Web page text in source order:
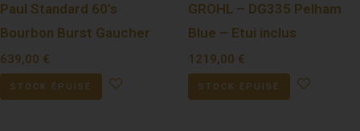
Paul Standard 60’s
Bourbon Burst Gaucher
639,00 €
STOCK ÉPUISÉ
GROHL – DG335 Pelham
Blue – Etui inclus
1219,00 €
STOCK ÉPUISÉ